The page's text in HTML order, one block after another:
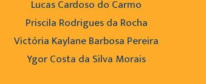
Lucas Cardoso do Carmo
Priscila Rodrigues da Rocha
Victória Kaylane Barbosa Pereira
Ygor Costa da Silva Morais